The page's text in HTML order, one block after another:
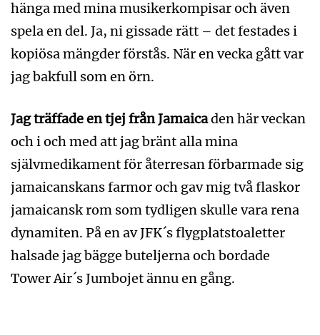
hänga med mina musikerkompisar och även
spela en del. Ja, ni gissade rätt – det festades i
kopiösa mängder förstås. När en vecka gått var
jag bakfull som en örn.
Jag träffade en tjej från Jamaicaden här veckan
och i och med att jag bränt alla mina
självmedikament för återresan förbarmade sig
jamaicanskans farmor och gav mig två flaskor
jamaicansk rom som tydligen skulle vara rena
dynamiten. På en av JFK´s flygplatstoaletter
halsade jag bägge buteljerna och bordade
Tower Air´s Jumbojet ännu en gång.